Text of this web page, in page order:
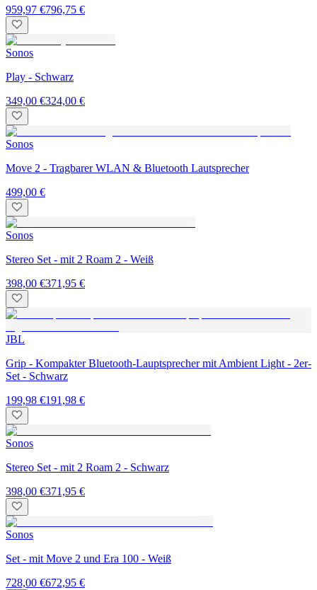
959,97 €796,75 €
Sonos
Play - Schwarz
349,00 €324,00 €
Sonos
Move 2 - Tragbarer WLAN & Bluetooth Lautsprecher
499,00 €
Sonos
Stereo Set - mit 2 Roam 2 - Weiß
398,00 €371,95 €
JBL
Grip - Kompakter Bluetooth-Lauptsprecher mit Ambient Light - 2er-
Set - Schwarz
199,98 €191,98 €
Sonos
Stereo Set - mit 2 Roam 2 - Schwarz
398,00 €371,95 €
Sonos
Set - mit Move 2 und Era 100 - Weiß
728,00 €672,95 €